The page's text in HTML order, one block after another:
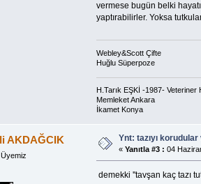
vermese bugün belki
yaptırabilirler. Yoksa
Webley&Scott Çifte
Huğlu Süperpoze
H.Tarık EŞKİ -1987- Veteriner
Memleket Ankara
İkamet Konya
AKDAĞCIK Ynt: tazıyı
«Yanıtla #3 : 04
demekki ''tavşan kaç tazı